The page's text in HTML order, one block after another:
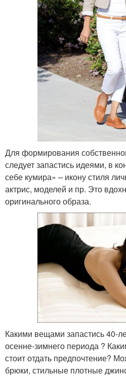
Для формирования
следует запастись идеями, в
себе кумира» – икону стиля
актрис, моделей и пр. Это
оригинального образа.
Какими вещами запастись 40-
осенне-зимнего периода ?
стоит отдать предпочтение?
брюки, стильные плотные